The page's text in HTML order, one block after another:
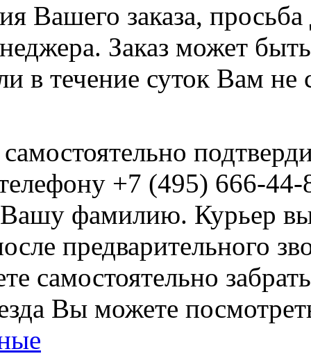
Вашего заказа, просьба
Заказ может быть
в течение суток Вам не
+7 (495) 666-44-
Вашу фамилию. Курьер
предварительного
самостоятельно забрать
Вы можете